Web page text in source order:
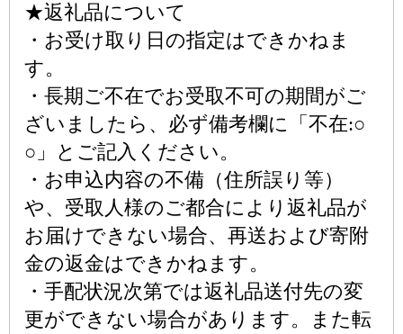
★返礼品について
・お受け取り日の指定はできかねま
す。
・長期ご不在でお受取不可の期間がご
ざいましたら、必ず備考欄に「不在:○
○」とご記入ください。
・お申込内容の不備（住所誤り等）
や、受取人様のご都合により返礼品が
お届けできない場合、再送および寄附
金の返金はできかねます。
・手配状況次第では返礼品送付先の変
更ができない場合があります。また転